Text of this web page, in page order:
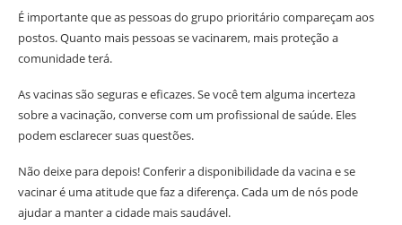
É importante que as pessoas do grupo prioritário compareçam aos
postos. Quanto mais pessoas se vacinarem, mais proteção a
comunidade terá.
As vacinas são seguras e eficazes. Se você tem alguma incerteza
sobre a vacinação, converse com um profissional de saúde. Eles
podem esclarecer suas questões.
Não deixe para depois! Conferir a disponibilidade da vacina e se
vacinar é uma atitude que faz a diferença. Cada um de nós pode
ajudar a manter a cidade mais saudável.